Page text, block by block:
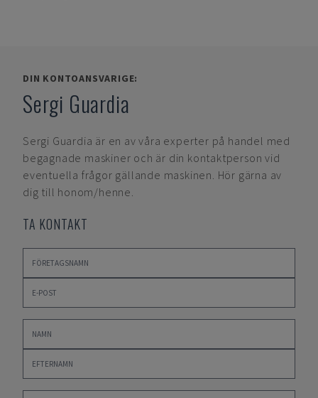
DIN KONTOANSVARIGE:
Sergi Guardia
Sergi Guardia är en av våra experter på handel med
begagnade maskiner och är din kontaktperson vid
eventuella frågor gällande maskinen. Hör gärna av
dig till honom/henne.
TA KONTAKT